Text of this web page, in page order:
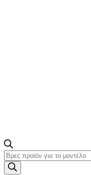
Products
search